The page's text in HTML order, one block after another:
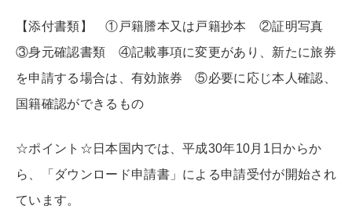
【添付書類】 ①戸籍謄本又は戸籍抄本 ②証明写真
③身元確認書類 ④記載事項に変更があり、新たに旅券
を申請する場合は、有効旅券 ⑤必要に応じ本人確認、
国籍確認ができるもの
☆ポイント☆日本国内では、平成30年10月1日からか
ら、「ダウンロード申請書」による申請受付が開始され
ています。